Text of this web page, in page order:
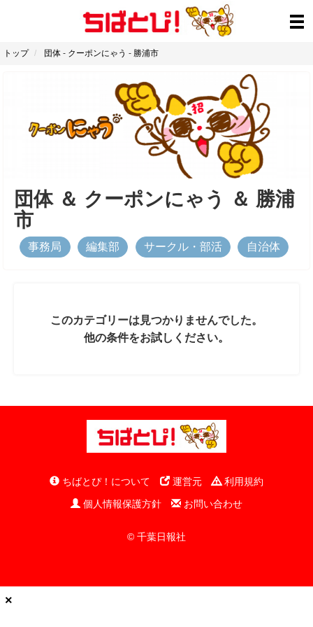
トップ 団体 - クーポンにゃう - 勝浦市
団体＆ クーポンにゃう ＆ 勝浦
市
事務局 編集部 サークル・部活 自治体
このカテゴリーは見つかりませんでした。
他の条件をお試しください。
ちばとぴ！について 運営元
利用規約
個人情報保護方針
お問い合わせ
© 千葉日報社
×